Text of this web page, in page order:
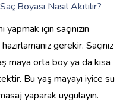
için saçınızın
gerekir. Saçınız
maya orta boy ya da kısa
Bu yaş mayayı iyice su
yaparak uygulayın.